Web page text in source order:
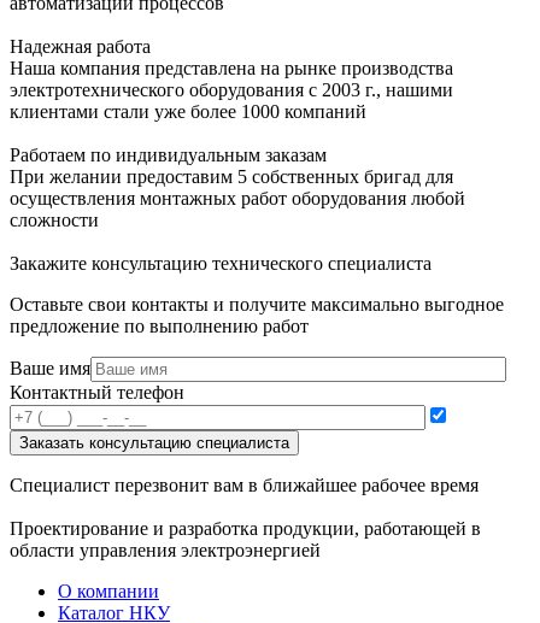
Надежная работа
Наша компания представлена на рынке производства
электротехнического оборудования с 2003 г., нашими
клиентами стали уже более 1000 компаний
Работаем по индивидуальным заказам
При желании предоставим 5 собственных бригад для
осуществления монтажных работ оборудования любой
сложности
Закажите консультацию технического специалиста
Оставьте свои контакты и получите максимально выгодное
предложение по выполнению работ
Ваше имя
Контактный телефон
Специалист перезвонит вам в ближайшее рабочее время
Проектирование и разработка продукции, работающей в
области управления электроэнергией
О компании
Каталог НКУ